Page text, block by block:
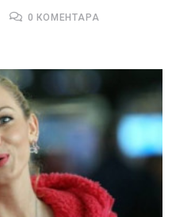
0 КОМЕНТАРА